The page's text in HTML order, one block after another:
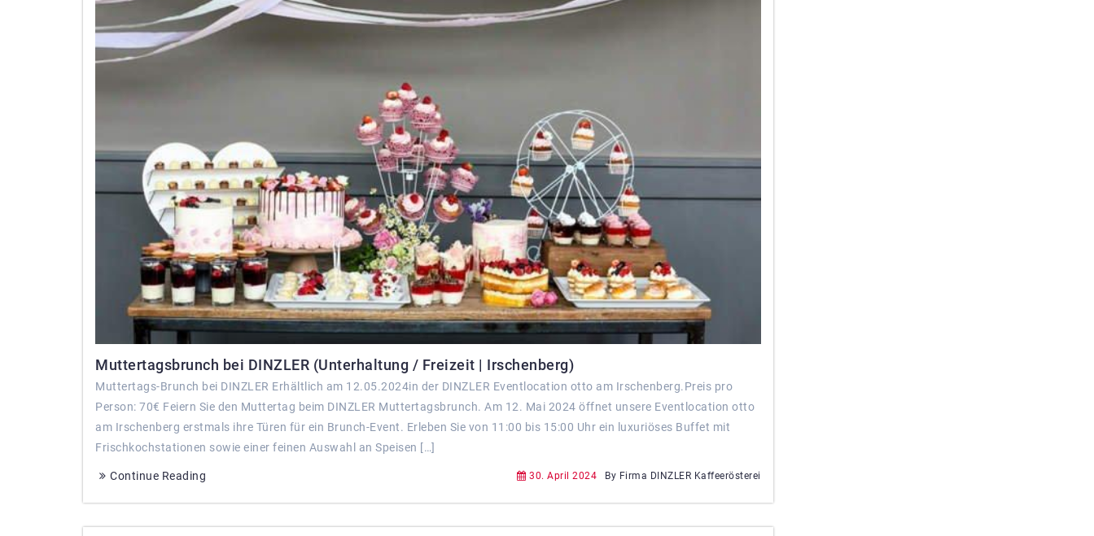
Muttertagsbrunch bei DINZLER (Unterhaltung / Freizeit | Irschenberg)
Muttertags-Brunch bei DINZLER Erhältlich am 12.05.2024in der DINZLER Eventlocation otto am Irschenberg.Preis pro
Person: 70€ Feiern Sie den Muttertag beim DINZLER Muttertagsbrunch. Am 12. Mai 2024 öffnet unsere Eventlocation otto
am Irschenberg erstmals ihre Türen für ein Brunch-Event. Erleben Sie von 11:00 bis 15:00 Uhr ein luxuriöses Buffet mit
Frischkochstationen sowie einer feinen Auswahl an Speisen […]
Continue Reading 30. April 2024 By Firma DINZLER Kaffeerösterei